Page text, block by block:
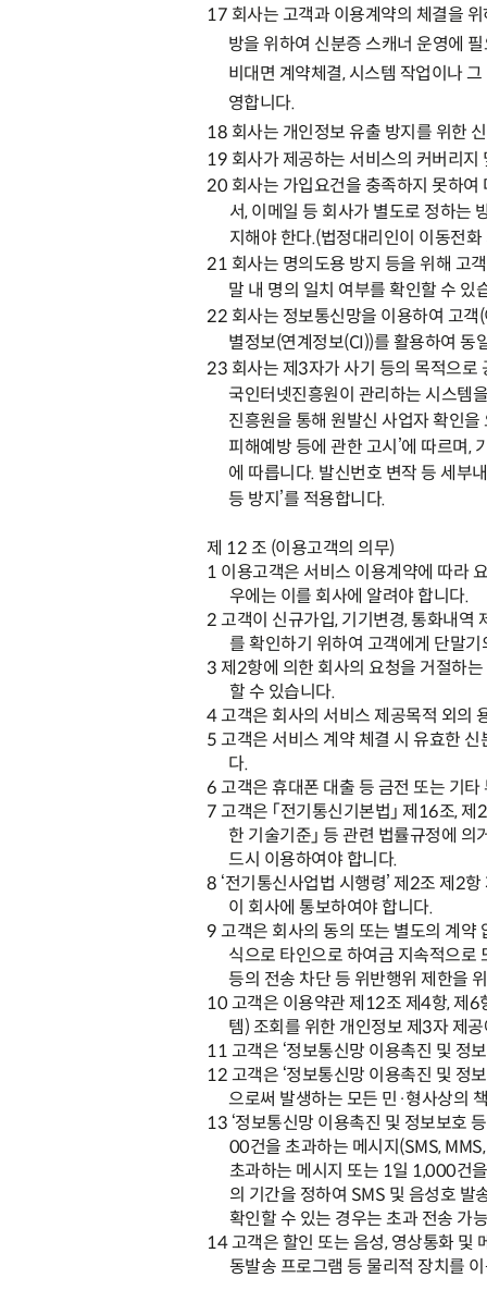
17 회사는 고객과 이용계약의 체결을
방을 위하여 신분증 스캐너 운영에
비대면 계약체결,시스템 작업이나
영합니다.
18 회사는 개인정보 유출 방지를 위한
19 회사가 제공하는 서비스의 커버리
20 회사는 가입요건을 충족하지 못하
서,이메일 등 회사가 별도로 정하는
지해야 한다.(법정대리인이 이동전
21 회사는 명의도용 방지 등을 위해 고
말 내 명의 일치 여부를 확인할 수 있
22 회사는 정보통신망을 이용하여 고객(
별정보(연계정보(CI))를 활용하여 동
23 회사는 제 3자가 사기 등의 목적으로
국인터넷진흥원이 관리하는 시스템
진흥원을 통해 원발신 사업자 확인을
피해예방 등에 관한 고시 ’에 따르며,
에 따릅니다. 발신번호 변작 등 세부
등 방지 ’를 적용합니다.
제 12조 (이용고객의 의무)
1 이용고객은 서비스 이용계약에 따라
우에는 이를 회사에 알려야 합니다.
2고객이 신규가입,기기변경,통화내역
를 확인하기 위하여 고객에게 단말
3제 2항에 의한 회사의 요청을 거절하
할 수 있습니다.
4고객은 회사의 서비스 제공목적 외의
5고객은 서비스 계약 체결 시 유효한
다.
6고객은 휴대폰 대출 등 금전 또는 기
7고객은 「전기통신기본법 」 제 16조,제
한 기술기준」등 관련 법률규정에 의
드시 이용하여야 합니다.
8 ‘전기통신사업법 시행령’제 2조 제 2항
이 회사에 통보하여야 합니다.
9고객은 회사의 동의 또는 별도의 계약
식으로 타인으로 하여금 지속적으로
등의 전송 차단 등 위반행위 제한을
10고객은 이용약관제 12조 제4항,제 6
템)조회를 위한 개인정보 제 3자 제
11고객은 ‘정보통신망 이용촉진 및 정
12고객은 ‘정보통신망 이용촉진 및 정
으로써 발생하는 모든 민 ·형사상의
13 ‘정보통신망 이용촉진 및 정보보호
00건을 초과하는 메시지 (SMS,
초과하는 메시지 또는 1일 1,000건
의 기간을 정하여 SMS 및 음성호 발
확인할 수 있는 경우는 초과 전송 가
14고객은 할인 또는 음성,영상통화 및
동발송 프로그램 등 물리적 장치를